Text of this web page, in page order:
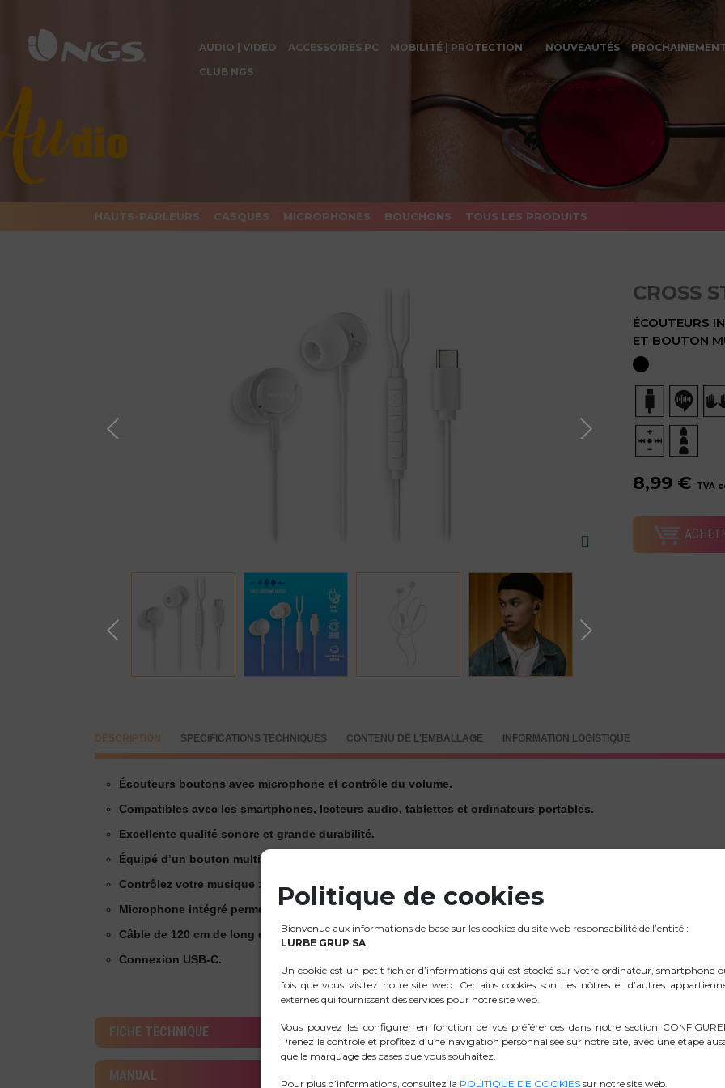
AUDIO | VIDEO ACCESSOIRES PC MOBILITÉ | PROTECTION NOUVEAUTÉS PROCHAINEMENT
CLUB NGS
HAUTS-PARLEURS CASQUES MICROPHONES BOUCHONS TOUS LES PRODUITS
CROSS
ÉCOUTEURS
ET BOUTON
8,99 € TVA
DESCRIPTION SPÉCIFICATIONS TECHNIQUES CONTENU DE L'EMBALLAGE INFORMATION LOGISTIQUE
Écouteurs boutons avec microphone et contrôle du volume.
Compatibles avec les smartphones, lecteurs audio, tablettes et ordinateurs portables.
Excellente qualité sonore et grande durabilité.
Équipé d’un bouton multifonction et de la technologie d’assistant vocal.
Contrôlez votre musique : lecture/pause, piste précédente/suivante, d’une simple pression sur un bouton.
Microphone intégré permettant de répondre et de terminer les appels sans sortir le smartphone de votre
Câble de 120 cm de long qui vous permet de bouger en toute liberté.
Connexion USB-C.
FICHE TECHNIQUE .ZIP IMAGES
MANUAL
Politique de cookies
Bienvenue aux informations de base sur les cookies du site web responsabilité de l’entité :
LURBE GRUP SA
Un cookie est un petit fichier d’informations qui est stocké sur votre ordinateur, smartphone
fois que vous visitez notre site web. Certains cookies sont les nôtres et d’autres
externes qui fournissent des services pour notre site web.
Vous pouvez les configurer en fonction de vos préférences dans notre section
Prenez le contrôle et profitez d’une navigation personnalisée sur notre site, avec une étape
que le marquage des cases que vous souhaitez.
Pour plus d’informations, consultez la POLITIQUE DE COOKIES sur notre site web.